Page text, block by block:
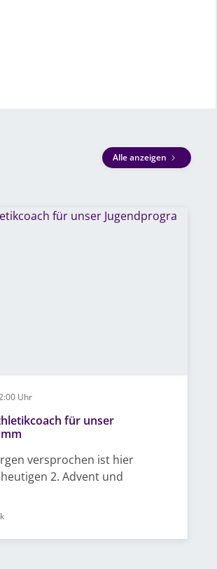
Alle anzeigen
Uhr
für unser
versprochen ist hier
2. Advent und